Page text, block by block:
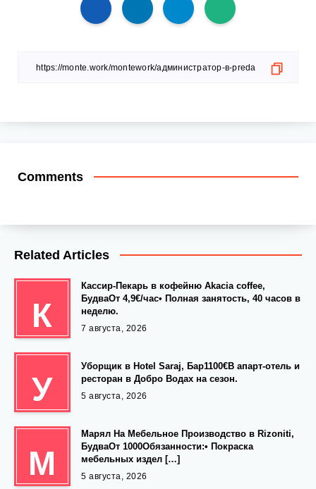
Comments
Related Articles
К
Кассир-Пекарь в кофейню Akacia coffee,
БудваОт 4,9€/час• Полная занятость, 40 часов в
неделю.
7 августа, 2026
У
Уборщик в Hotel Saraj, Бар1100€В апарт-отель и
ресторан в Добро Водах на сезон.
5 августа, 2026
М
Марял На Мебельное Производство в Rizoniti,
БудваОт 1000Обязанности:• Покраска
мебельных издел […]
5 августа, 2026